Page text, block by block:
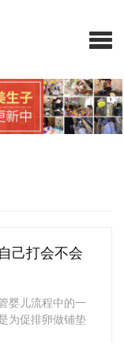
己打会不会
婴儿流程中的一
为促排卵做铺垫